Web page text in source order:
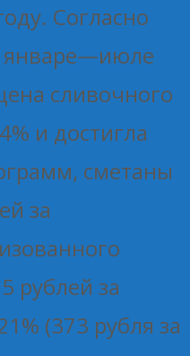
Согласно
январе—июле
сливочного
и достигла
сметаны
за
рублей за
(373 рубля за